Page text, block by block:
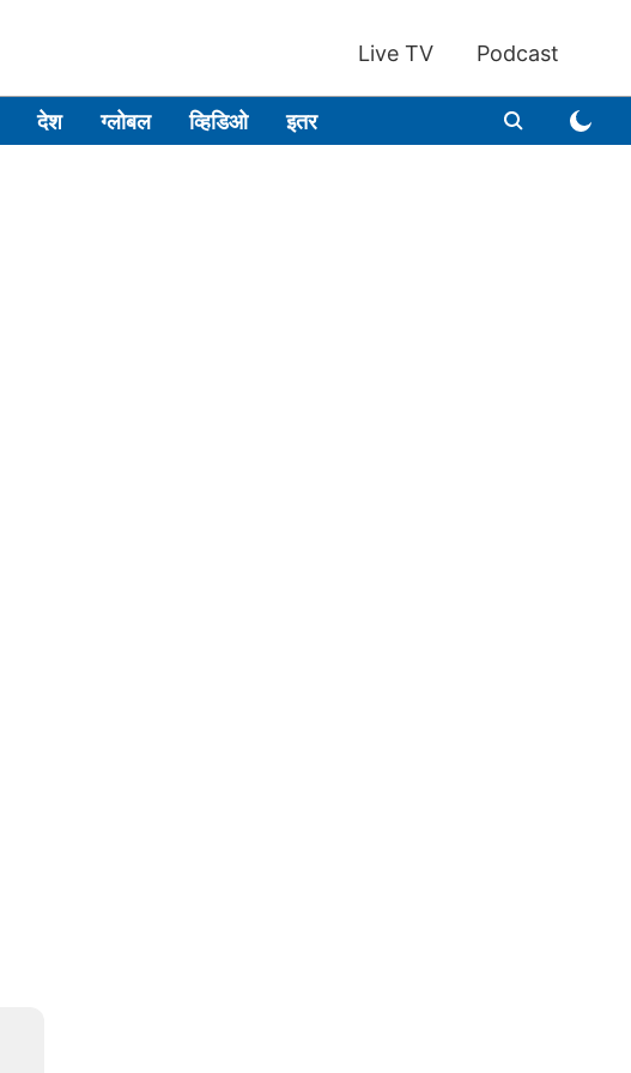
Live TV Podcast
देश ग्लोबल व्हिडिओ इतर